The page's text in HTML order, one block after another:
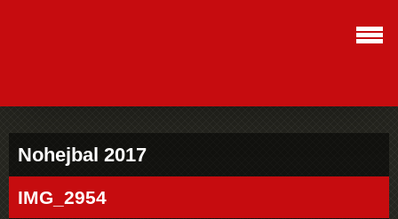
Nohejbal 2017
IMG_2954